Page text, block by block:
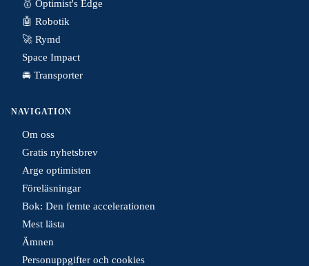
🥇 Optimist's Edge
🤖 Robotik
🚀 Rymd
Space Impact
🚘 Transporter
NAVIGATION
Om oss
Gratis nyhetsbrev
Arge optimisten
Föreläsningar
Bok: Den femte accelerationen
Mest lästa
Ämnen
Personuppgifter och cookies